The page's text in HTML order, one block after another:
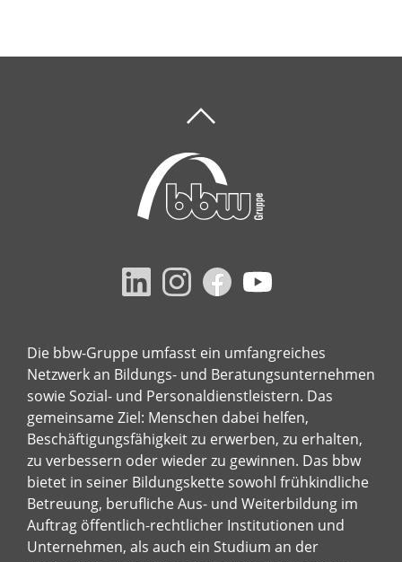
Die bbw-Gruppe umfasst ein umfangreiches
Netzwerk an Bildungs- und Beratungsunternehmen
sowie Sozial- und Personaldienstleistern. Das
gemeinsame Ziel: Menschen dabei helfen,
Beschäftigungsfähigkeit zu erwerben, zu erhalten,
zu verbessern oder wieder zu gewinnen. Das bbw
bietet in seiner Bildungskette sowohl frühkindliche
Betreuung, berufliche Aus- und Weiterbildung im
Auftrag öffentlich-rechtlicher Institutionen und
Unternehmen, als auch ein Studium an der